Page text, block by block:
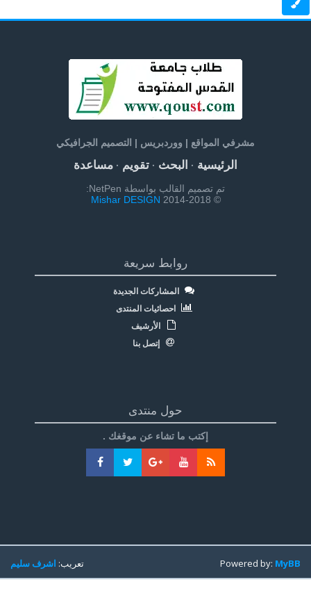
مشرفي المواقع | ووردبريس | التصميم الجرافيكي
الرئيسية· البحث· تقويم· مساعدة
تم تصميم القالب بواسطة NetPen:
© 2014-2018
Mishar DESIGN
روابط سريعة
المشاركات الجديدة
احصائيات المنتدى
الأرشيف
إتصل بنا
حول منتدى
إكتب ما تشاء عن موقغك .
تعريب:اشرف سليم Powered by:MyBB